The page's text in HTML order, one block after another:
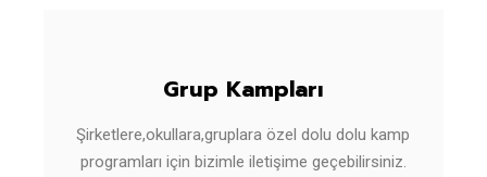
Grup Kampları
Şirketlere,okullara,gruplara özel dolu dolu kamp
programları için bizimle iletişime geçebilirsiniz.